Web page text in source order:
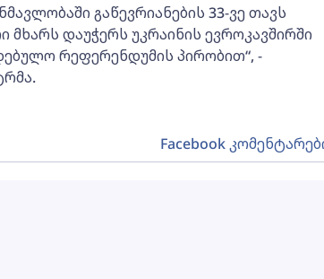
გაწევრიანების 33-ვე თავს
მხარს დაუჭერს უკრაინის ევროკავშირში
რეფერენდუმის პირობით“, -
Facebook